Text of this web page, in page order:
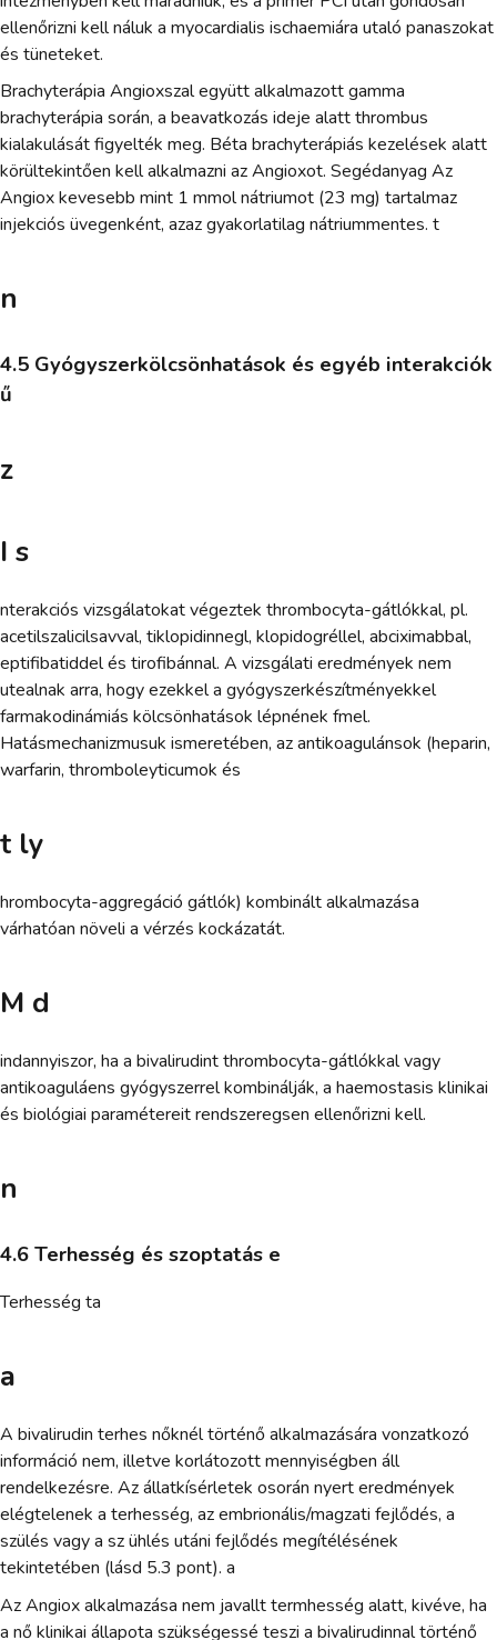
ellenőrizni kell náluk a myocardialis ischaemiára utaló panaszokat
és tüneteket.
Brachyterápia Angioxszal együtt alkalmazott gamma
brachyterápia során, a beavatkozás ideje alatt thrombus
kialakulását figyelték meg. Béta brachyterápiás kezelések alatt
körültekintően kell alkalmazni az Angioxot. Segédanyag Az
Angiox kevesebb mint 1 mmol nátriumot (23 mg) tartalmaz
injekciós üvegenként, azaz gyakorlatilag nátriummentes. t
n
4.5 Gyógyszerkölcsönhatások és egyéb interakciók
ű
z
I s
nterakciós vizsgálatokat végeztek thrombocyta-gátlókkal, pl.
acetilszalicilsavval, tiklopidinnegl, klopidogréllel, abciximabbal,
eptifibatiddel és tirofibánnal. A vizsgálati eredmények nem
utealnak arra, hogy ezekkel a gyógyszerkészítményekkel
farmakodinámiás kölcsönhatások lépnének fmel.
Hatásmechanizmusuk ismeretében, az antikoagulánsok (heparin,
warfarin, thromboleyticumok és
t ly
hrombocyta-aggregáció gátlók) kombinált alkalmazása
várhatóan növeli a vérzés kockázatát.
M d
indannyiszor, ha a bivalirudint thrombocyta-gátlókkal vagy
antikoaguláens gyógyszerrel kombinálják, a haemostasis klinikai
és biológiai paramétereit rendszeregsen ellenőrizni kell.
n
4.6 Terhesség és szoptatás e
Terhesség ta
a
A bivalirudin terhes nőknél történő alkalmazására vonzatkozó
információ nem, illetve korlátozott mennyiségben áll
rendelkezésre. Az állatkísérletek osorán nyert eredmények
elégtelenek a terhesség, az embrionális/magzati fejlődés, a
szülés vagy a sz ühlés utáni fejlődés megítélésének
tekintetében (lásd 5.3 pont). a
Az Angiox alkalmazása nem javallt termhesség alatt, kivéve, ha
a nő klinikai állapota szükségessé teszi a bivalirudinnal történő